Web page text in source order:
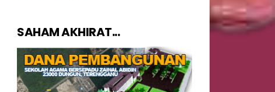
SAHAM AKHIRAT...